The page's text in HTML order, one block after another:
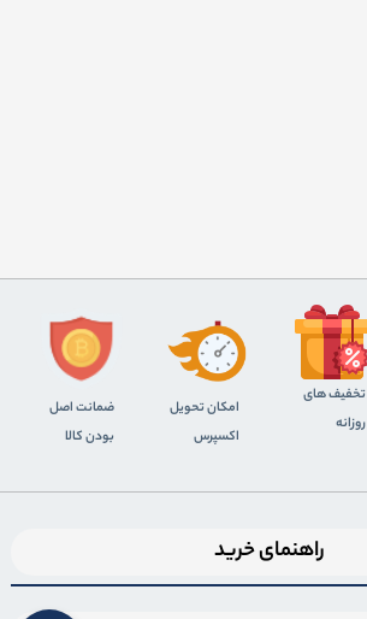
تخفیف های
روزانه
اﻣﮑﺎن ﺗﺤﻮﯾﻞ
اﮐﺴﭙﺮس
ضمانت اصل
بودن کالا
راهنمای خرید